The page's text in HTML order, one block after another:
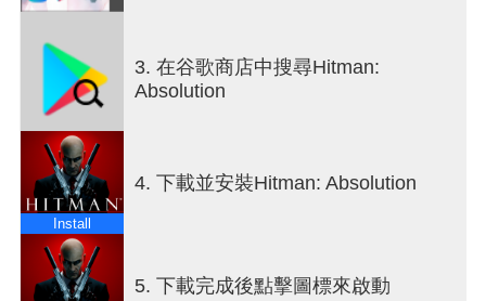
螢幕操控帶來47號特務標誌性的精準操作，同時支
援遊戲手把和鍵盤滑鼠，讓你隨時隨地享受完整的
AAA級遊戲體驗。
標誌性風格
融入背景，悄無聲息地殺戮並消失得無影無踪，或
者火力全開，橫衝直撞！ 《赦免》的任務鼓勵你不
斷嘗試、即興發揮，並精進你的技巧。
完全掌控
3. 在谷歌商店中搜尋Hitman:
Absolution
Install
4. 下載並安裝Hitman: Absolution
5. 下載完成後點擊圖標來啟動